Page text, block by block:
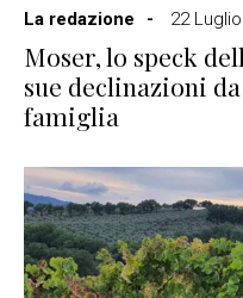
La redazione
22
Moser, lo speck
sue declinazioni
famiglia